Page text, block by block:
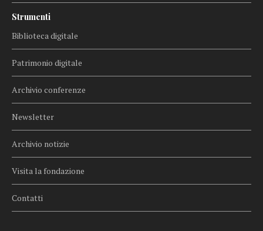
Strumenti
Biblioteca digitale
Patrimonio digitale
Archivio conferenze
Newsletter
Archivio notizie
Visita la fondazione
Contatti